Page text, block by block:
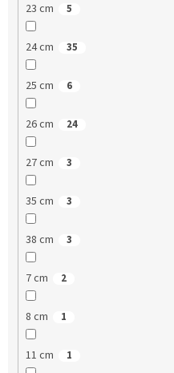
23 cm 5
24 cm 35
25 cm 6
26 cm 24
27 cm 3
35 cm 3
38 cm 3
7 cm 2
8 cm 1
11 cm 1